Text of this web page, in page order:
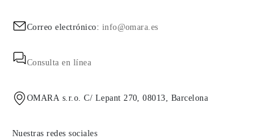
Correo electrónico: info@omara.es
Consulta en línea
OMARA s.r.o. C/ Lepant 270, 08013, Barcelona
Nuestras redes sociales